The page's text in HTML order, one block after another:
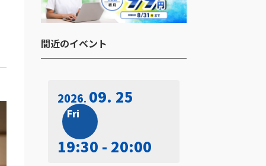
間近のイベント​
2026 09. 25
Fri
19:30 - 20:00